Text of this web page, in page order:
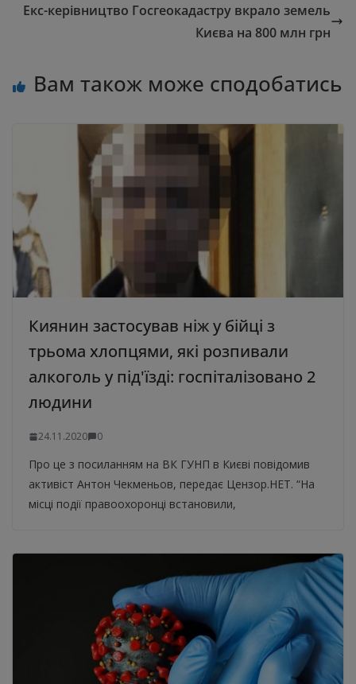
Екс-керівництво Госгеокадастру вкрало земель
Києва на 800 млн грн
Вам також може сподобатись
Киянин застосував ніж у бійці з
трьома хлопцями, які розпивали
алкоголь у під'їзді: госпіталізовано 2
людини
24.11.2020 0
Про це з посиланням на ВК ГУНП в Києві повідомив
активіст Антон Чекменьов, передає Цензор.НЕТ. “На
місці події правоохоронці встановили,